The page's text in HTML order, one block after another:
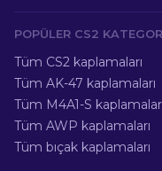
POPÜLER CS2
Tüm CS2 kaplamaları
Tüm AK-47 kaplamaları
Tüm M4A1-S
Tüm AWP kaplamaları
Tüm bıçak kaplamaları